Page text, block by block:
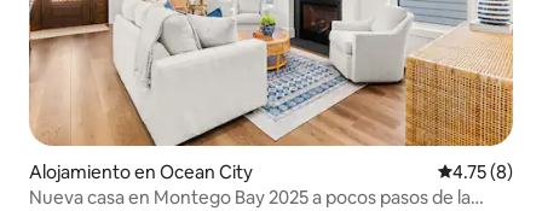
Alojamiento en Ocean City Calificación
4.75 (8)
Nueva casa en Montego Bay 2025 a pocos pasos de la